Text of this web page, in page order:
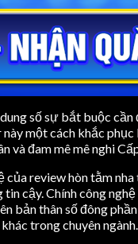
số sự bắt buộc
một cách khắc
và đam mê mê nghi
review hòn tằm
cậy. Chính công
bản thân số đông
trong chuyên ngành.